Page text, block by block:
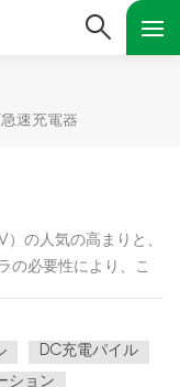
速充電器
の人気の高まりと、
の必要性により、こ
入や充電インフラへ
EV 充電パイル産業...
DC充電パイル
ション